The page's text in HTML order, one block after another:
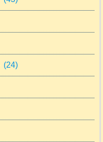
(24)